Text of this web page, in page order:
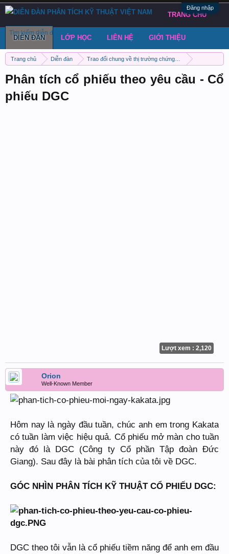
Đăng nhập
Trang chủ Diễn đàn
Trao đổi chung về thị trường chứng khoán Việt Nam
Phân tích cổ phiếu theo yêu cầu - Cổ
phiếu DGC
Lượt xem : 2,120
Orion
Well-Known Member
Hôm nay là ngày đầu tuần, chúc anh em trong Kakata
có tuần làm việc hiệu quả. Cổ phiếu mở màn cho tuần
này đó là DGC (Công ty Cổ phần Tập đoàn Đức
Giang). Sau đây là bài phân tích của tôi về DGC.
GÓC NHÌN PHÂN TÍCH KỸ THUẬT CỔ PHIẾU DGC:
DGC theo tôi vẫn là cổ phiếu tiềm năng để anh em đầu
TRANG CHỦ
DIỄN ĐÀN
Tìm kiếm diễn đàn Bài viết gần đây Đăng chủ đề
LỚP HỌC LIÊN HỆ GIỚI THIỆU